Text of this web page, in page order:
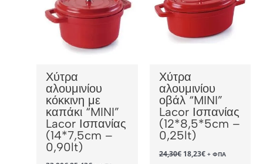
Χύτρα
αλουμινίου
κόκκινη με
καπάκι “MINI”
Lacor Ισπανίας
(14*7,5cm –
0,90lt)
Χύτρα
αλουμινίου
οβάλ “MINI”
Lacor Ισπανίας
(12*8,5*5cm –
0,25lt)
24,30€ Original
price
18,23€Η+ ΦΠΑ